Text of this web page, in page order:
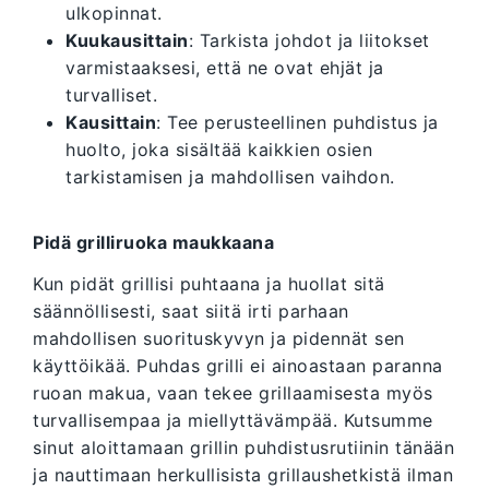
ulkopinnat.
Kuukausittain: Tarkista johdot ja liitokset
varmistaaksesi, että ne ovat ehjät ja
turvalliset.
Kausittain: Tee perusteellinen puhdistus ja
huolto, joka sisältää kaikkien osien
tarkistamisen ja mahdollisen vaihdon.
Pidä grilliruoka maukkaana
Kun pidät grillisi puhtaana ja huollat sitä
säännöllisesti, saat siitä irti parhaan
mahdollisen suorituskyvyn ja pidennät sen
käyttöikää. Puhdas grilli ei ainoastaan paranna
ruoan makua, vaan tekee grillaamisesta myös
turvallisempaa ja miellyttävämpää. Kutsumme
sinut aloittamaan grillin puhdistusrutiinin tänään
ja nauttimaan herkullisista grillaushetkistä ilman